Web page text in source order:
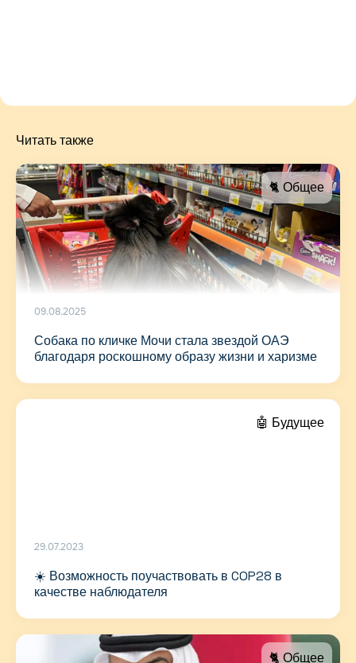
Читать также
🐈 Общее
09.08.2025
Собака по кличке Мочи стала звездой ОАЭ
благодаря роскошному образу жизни и харизме
🤖 Будущее
29.07.2023
☀️ Возможность поучаствовать в COP28 в
качестве наблюдателя
🐈 Общее